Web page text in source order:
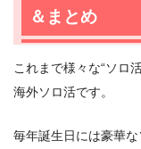
＆まとめ
これまで様々な“ソロ
海外ソロ活です。
毎年誕生日には豪華